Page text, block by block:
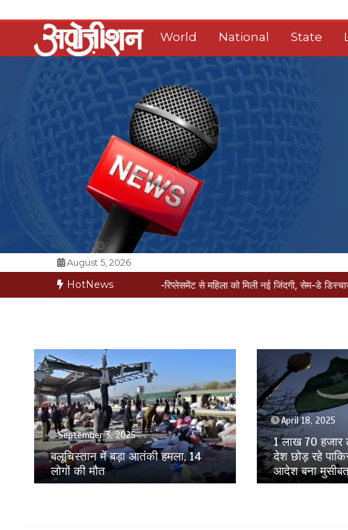
to
content
World National State
Opposition Digital
August 5, 2026
HotNews
मौत की कगार पर मैक्स में नी-रिप्लेसमेंट से महिला को मिली नई जिंदगी, सेम-डे डिस्चार्ज वरिष्ठ
April 18, 2025
1 लाख 70 हजार लोग रवाना, क्यों अपना
देश छोड़ रहे पाकिस्तानी? ये सरकारी
आदेश बना मुसीबत
April 17, 2025
20 देशों में
डिप्लोमैट्स,
हलचल